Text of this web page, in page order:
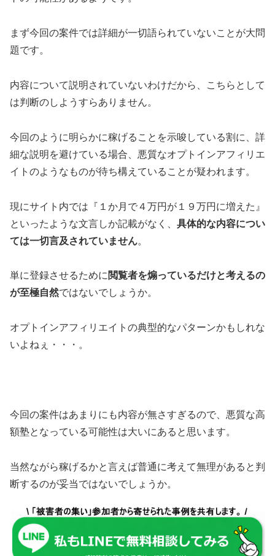
まず今回の案件では詳細が一切語られていないことが大問
題です。
内容について説明されていないわけだから、こちらとして
は判断のしようすらありません。
今回のように明らかに稼げることを示唆している割に、 詳
細な説明を避けている場合、 悪質なオプトインアフィリエ
イト のようなものが待ち構えていることが疑われます。
現にサイト内では『１か月で４万円が１９万円に増えた』
といったような文言しか記載がなく、 具体的な内容につい
ては一切言及されていません。
単に登録させるために 閲覧者を煽っているだけと考えるの
が至極自然ではないでしょうか。
オプトインアフィリエイトの典型的なパターンかもしれな
いよねぇ・・・。
今回の案件はあまりにも内容が無さすぎるので、悪質な高
額塾となっている可能性は大いにあると思います。
当然ながら稼げるかと言えば普通に考えて無理があると判
断するのが妥当ではないでしょうか。